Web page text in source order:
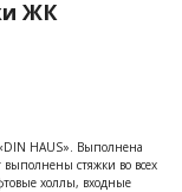
ЖК
HAUS». Выполнена
стяжки во всех
холлы, входные